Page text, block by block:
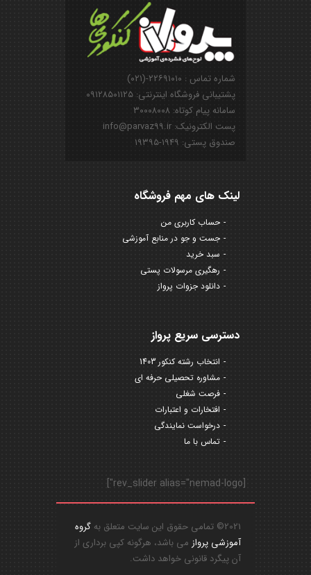
شماره تماس : ۲۲۶۹۱۰۱۰-(۰۲۱)
پشتیبانی فروشگاه اینترنتی: ۰۹۱۲۸۵۰۱۱۲۵
سامانه پیام کوتاه: ۳۰۰۰۸۰۰۸
پست الکترونیک: info@parvaz99.ir
صندوق پستی: ۱۹۴۹-۱۹۳۹۵
لینک های مهم فروشگاه
حساب کاربری من
جست و جو در منابع آموزشی
سبد خرید
رهگیری مرسولات پستی
دانلود جزوات پرواز
دسترسی سریع پرواز
انتخاب رشته کنکور 1403
مشاوره تحصیلی حرفه ای
فرصت شغلی
افتخارات و اعتبارات
درخواست نمایندگی
تماس با ما
[rev_slider alias="nemad-logo"]
2021© تمامی حقوق این سایت متعلق به
گروه
آموزشی پرواز می باشد، هرگونه کپی برداری از
آن پیگرد قانونی خواهد داشت.